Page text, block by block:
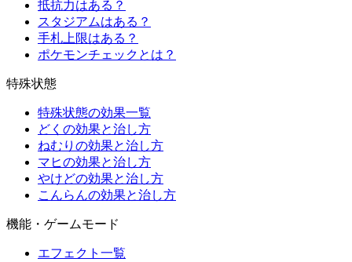
抵抗力はある？
スタジアムはある？
手札上限はある？
ポケモンチェックとは？
特殊状態
特殊状態の効果一覧
どくの効果と治し方
ねむりの効果と治し方
マヒの効果と治し方
やけどの効果と治し方
こんらんの効果と治し方
機能・ゲームモード
エフェクト一覧